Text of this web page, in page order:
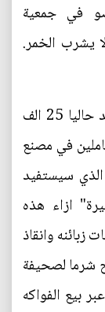
في جمعية
يشرب الخمر.
ولم تفتح اي حانة في هذه البلدة التي تعد حاليا 25 الف
في مصنع
سيستفيد
ازاء هذه
زبائنه وانقاذ
شرما لصحيفة
بيع الفواكه